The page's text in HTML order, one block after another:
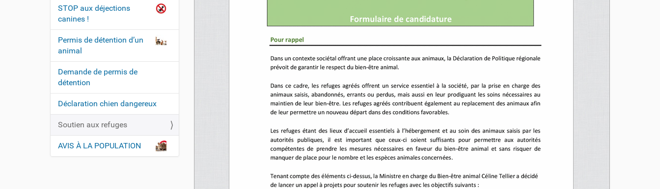
n
STOP aux déjections
canines !
Permis de détention d’un
animal
Demande de permis de
détention
Déclaration chien dangereux
Soutien aux refuges
AVIS À LA POPULATION